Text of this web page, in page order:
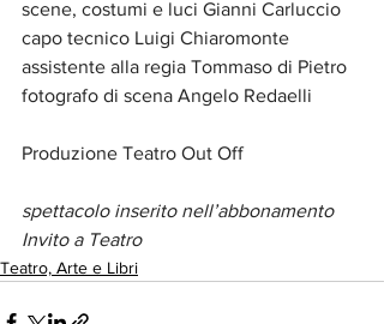
scene, costumi e luci Gianni Carluccio
capo tecnico Luigi Chiaromonte
assistente alla regia Tommaso di Pietro
fotografo di scena Angelo Redaelli
Produzione Teatro Out Off
spettacolo inserito nell’abbonamento
Invito a Teatro
Teatro, Arte e Libri